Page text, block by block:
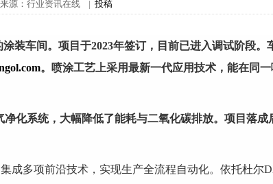
源：行业资讯在线 | 投稿
装车间。项目于2023年签订，目前已进入调试阶段。
。 喷涂工艺上采用最新一代应用技术 ， 能在同
化系统，大幅降低了能耗与二氧化碳排放。项目落成
成多项前沿技术，实现生产全流程自动化。依托杜尔